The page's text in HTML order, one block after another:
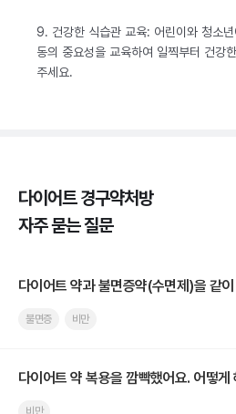
9. 건강한 식습관 교육: 어린이와 청소
동의 중요성을 교육하여 일찍부터 건강
주세요.
다이어트 경구약처방
자주 묻는 질문
다이어트 약과 불면증약(수면제)을 같
불면증 비만
다이어트 약 복용을 깜빡했어요. 어떻게
비만